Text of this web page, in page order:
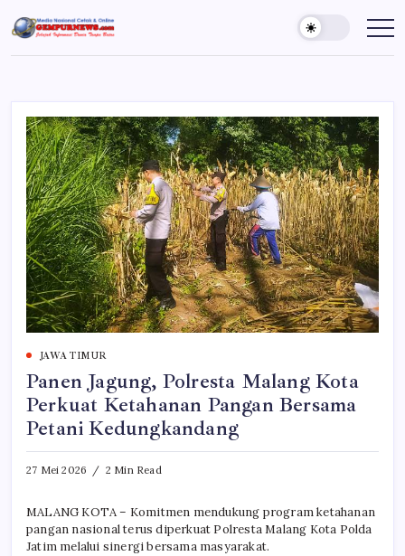
to
content
Gempur
News
Jelajah
Dunia
JAWA TIMUR
Panen Jagung, Polresta Malang Kota
Perkuat Ketahanan Pangan Bersama
Petani Kedungkandang
27 Mei 2026 2 Min Read
MALANG KOTA – Komitmen mendukung program ketahanan
pangan nasional terus diperkuat Polresta Malang Kota Polda
Jatim melalui sinergi bersama masyarakat.